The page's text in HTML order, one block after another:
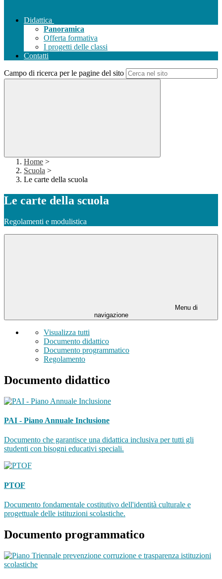
Didattica
Panoramica
Offerta formativa
I progetti delle classi
Contatti
Campo di ricerca per le pagine del sito
Home >
Scuola >
Le carte della scuola
Le carte della scuola
Regolamenti e modulistica
Menu di
navigazione
Visualizza tutti
Documento didattico
Documento programmatico
Regolamento
Documento didattico
PAI - Piano Annuale Inclusione
Documento che garantisce una didattica inclusiva per tutti gli
studenti con bisogni educativi speciali.
PTOF
Documento fondamentale costitutivo dell'identità culturale e
progettuale delle istituzioni scolastiche.
Documento programmatico